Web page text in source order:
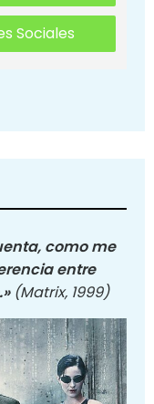
Sociales
como me
entre
(Matrix, 1999)